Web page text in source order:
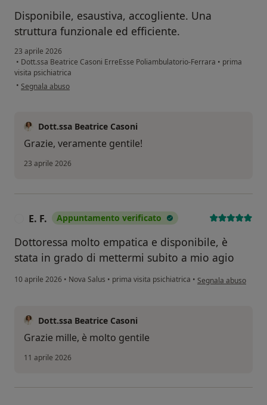
Disponibile, esaustiva, accogliente. Una
struttura funzionale ed efficiente.
23 aprile 2026
• Dott.ssa Beatrice Casoni ErreEsse Poliambulatorio-Ferrara • prima
visita psichiatrica
• secondo l'opinione dell'utente G M
Segnala abuso
Dott.ssa Beatrice Casoni
Grazie, veramente gentile!
23 aprile 2026
E. F. Appuntamento verificato
Dottoressa molto empatica e disponibile, è
stata in grado di mettermi subito a mio agio
10 aprile 2026 • Nova Salus • prima visita psichiatrica • secondo l'opinione
Segnala abuso
Dott.ssa Beatrice Casoni
Grazie mille, è molto gentile
11 aprile 2026